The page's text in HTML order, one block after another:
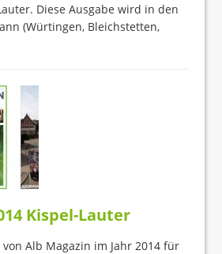
Diese Ausgabe wird in den
(Würtingen, Bleichstetten,
Kispel-Lauter
Alb Magazin im Jahr 2014 für